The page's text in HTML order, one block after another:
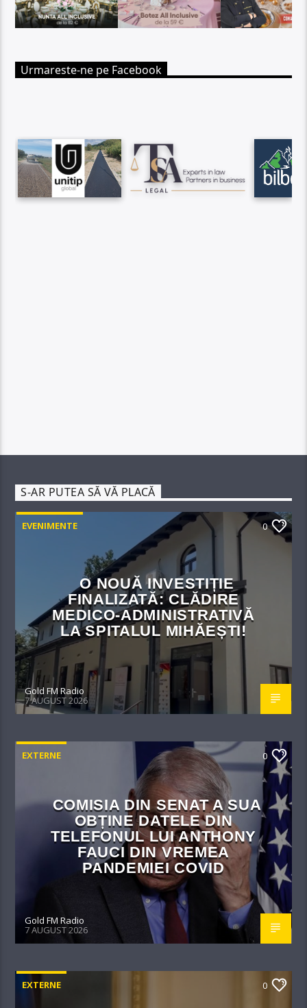
Urmareste-ne pe Facebook
S-AR PUTEA SĂ VĂ PLACĂ
EVENIMENTE 0
O NOUĂ INVESTIȚIE
FINALIZATĂ: CLĂDIRE
MEDICO-ADMINISTRATIVĂ
LA SPITALUL MIHĂEȘTI!​
Gold FM Radio
7 AUGUST 2026
EXTERNE 0
COMISIA DIN SENAT A SUA
OBȚINE DATELE DIN
TELEFONUL LUI ANTHONY
FAUCI DIN VREMEA
PANDEMIEI COVID
Gold FM Radio
7 AUGUST 2026
EXTERNE 0